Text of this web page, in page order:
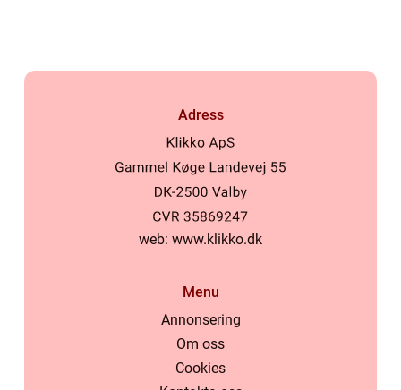
Adress
web: www.klikko.dk
Menu
Annonsering
Om oss
Cookies